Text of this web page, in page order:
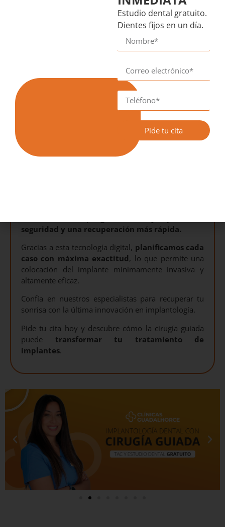
TRATAMIENTOS
seguridad y una recuperación más rápida.
Gracias a esta tecnología digital, planificamos cada
caso con máxima exactitud, lo que permite una
colocación del implante mínimamente invasiva y
altamente eficaz.
Confía en nuestros especialistas para recuperar tu
sonrisa con la última innovación en implantología.
Pide tu cita hoy y descubre cómo la cirugía guiada
puede transformar tu tratamiento de
implantes.
Estudio dental gratuito.
Dientes fijos en un día.
Pide tu cita